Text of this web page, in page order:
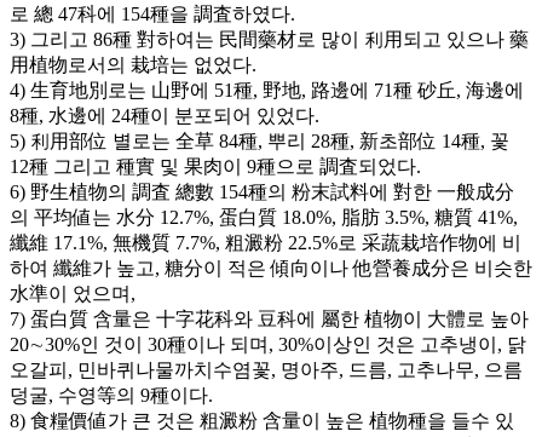
로 總 47科에 154種을 調査하였다.
3) 그리고 86種 對하여는 民間藥材로 많이 利用되고 있으나 藥
用植物로서의 栽培는 없었다.
4) 生育地別로는 山野에 51種, 野地, 路邊에 71種 砂丘, 海邊에
8種, 水邊에 24種이 분포되어 있었다.
5) 利用部位 별로는 全草 84種, 뿌리 28種, 新초部位 14種, 꽃
12種 그리고 種實 및 果肉이 9種으로 調査되었다.
6) 野生植物의 調査 總數 154種의 粉末試料에 對한 一般成分
의 平均値는 水分 12.7%, 蛋白質 18.0%, 脂肪 3.5%, 糖質 41%,
纖維 17.1%, 無機質 7.7%, 粗澱粉 22.5%로 采蔬栽培作物에 비
하여 纖維가 높고, 糖分이 적은 傾向이나 他營養成分은 비슷한
水準이 었으며,
7) 蛋白質 含量은 十字花科와 豆科에 屬한 植物이 大體로 높아
20∼30%인 것이 30種이나 되며, 30%이상인 것은 고추냉이, 닭
오갈피, 민바퀴나물까치수염꽃, 명아주, 드름, 고추나무, 으름
덩굴, 수영等의 9種이다.
8) 食糧價値가 큰 것은 粗澱粉 含量이 높은 植物種을 들수 있